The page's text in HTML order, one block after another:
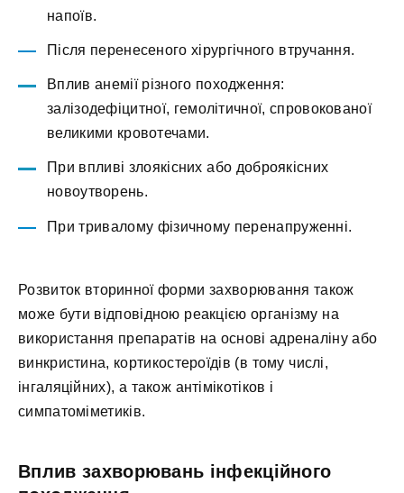
напоїв.
Після перенесеного хірургічного втручання.
Вплив анемії різного походження:
залізодефіцитної, гемолітичної, спровокованої
великими кровотечами.
При впливі злоякісних або доброякісних
новоутворень.
При тривалому фізичному перенапруженні.
Розвиток вторинної форми захворювання також
може бути відповідною реакцією організму на
використання препаратів на основі адреналіну або
винкристина, кортикостероїдів (в тому числі,
інгаляційних), а також антімікотіков і
симпатоміметиків.
Вплив захворювань інфекційного